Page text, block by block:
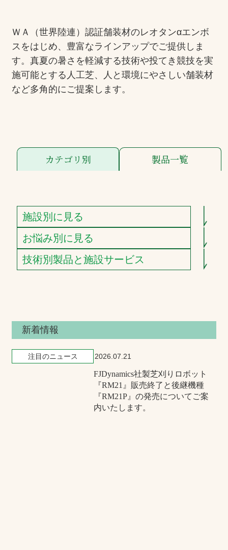
お取引先の皆様へ
プライバシーポリシー
ソーシャルメディアポリシー
文字の見えづらさや操作にお困りの方へ
ＷＡ（世界陸連）認証舗装材のレオタンαエンボ
スをはじめ、豊富なラインアップでご提供しま
す。真夏の暑さを軽減する技術や投てき競技を実
施可能とする人工芝、人と環境にやさしい舗装材
など多角的にご提案します。
カテゴリ別 製品一覧
施設別に見る
お悩み別に見る
技術別製品と施設サービス
新着情報
注目のニュース 2026.07.21
FJDynamics社製芝刈りロボット
『RM21』販売終了と後継機種
『RM21P』の発売についてご案
内いたします。